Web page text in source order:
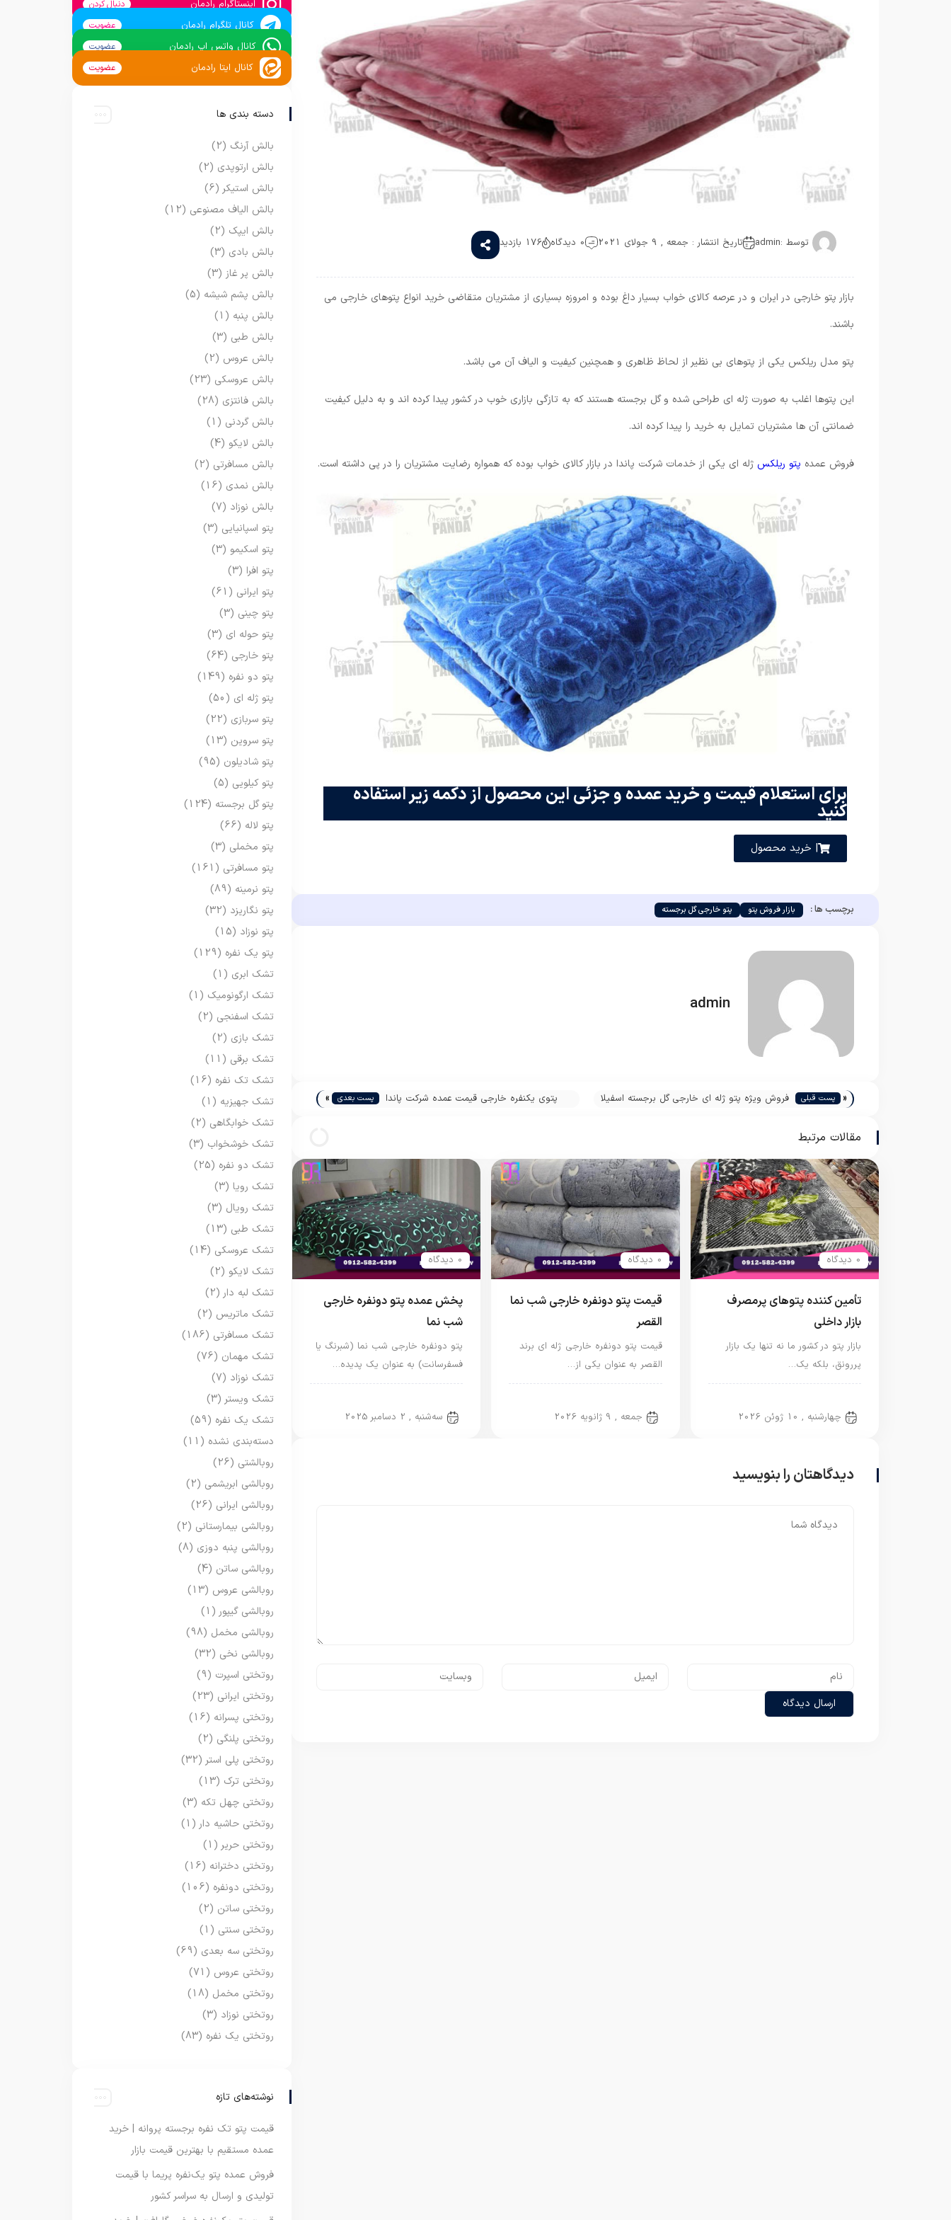
توسط :admin تاریخ انتشار : جمعه , 9 جولای 2021 0 دیدگاه 176 بازدید
بازار پتو خارجی در ایران و در عرصه کالای خواب بسیار داغ بوده و امروزه بسیاری از مشتریان متقاضی خرید انواع پتوهای خارجی می
باشند.
پتو مدل ریلکس یکی از پتوهای بی نظیر از لحاظ ظاهری و همچنین کیفیت و الیاف آن می باشد.
این پتوها اغلب به صورت ژله ای طراحی شده و گل برجسته هستند که به تازگی بازاری خوب در کشور پیدا کرده اند و به دلیل کیفیت
ضمانتی آن ها مشتریان تمایل به خرید را پیدا کرده اند.
فروش عمده پتو ریلکس ژله ای یکی از خدمات شرکت پاندا در بازار کالای خواب بوده که همواره رضایت مشتریان را در پی داشته است.
برای استعلام قیمت و خرید عمده و جزئی این محصول از دکمه زیر استفاده
کنید
| خرید محصول
برچسب ها : بازار فروش پتو پتو خارجی گل برجسته
admin
« پست قبلی فروش ویژه پتو ژله ای خارجی گل برجسته اسفیلا پتوی یکنفره خارجی قیمت عمده شرکت پاندا پست بعدی »
مقالات مرتبط
0 دیدگاه
تأمین کننده پتوهای پرمصرف
بازار داخلی
بازار پتو در کشور ما نه تنها یک بازار
پررونق، بلکه یک…
چهارشنبه , 10 ژوئن 2026
0 دیدگاه
قیمت پتو دونفره خارجی شب نما
القصر
قیمت پتو دونفره خارجی ژله ای برند
القصر به عنوان یکی از…
جمعه , 9 ژانویه 2026
0 دیدگاه
پخش عمده پتو دونفره خارجی
شب نما
پتو دونفره خارجی شب نما (شبرنگ یا
فسفرسانت) به عنوان یک پدیده…
سه‌شنبه , 2 دسامبر 2025
دیدگاهتان را بنویسید
اینستاگرام رادمان دنبال کردن
کانال تلگرام رادمان عضویت
کانال واتس اپ رادمان عضویت
کانال ایتا رادمان عضویت
دسته بندی ها
بالش آرنگ (2)
بالش ارتوپدی (2)
بالش استیکر (6)
بالش الیاف مصنوعی (12)
بالش ایپک (2)
بالش بادی (3)
بالش پر غاز (3)
بالش پشم شیشه (5)
بالش پنبه (1)
بالش طبی (3)
بالش عروس (2)
بالش عروسکی (23)
بالش فانتزی (28)
بالش گردنی (1)
بالش لایکو (4)
بالش مسافرتی (2)
بالش نمدی (16)
بالش نوزاد (7)
پتو اسپانیایی (3)
پتو اسکیمو (3)
پتو افرا (3)
پتو ایرانی (61)
پتو چینی (3)
پتو حوله ای (3)
پتو خارجی (64)
پتو دو نفره (149)
پتو ژله ای (50)
پتو سربازی (22)
پتو سروین (13)
پتو شادیلون (95)
پتو کیلویی (5)
پتو گل برجسته (124)
پتو لاله (66)
پتو مخملی (3)
پتو مسافرتی (161)
پتو نرمینه (89)
پتو نگاریزد (32)
پتو نوزاد (15)
پتو یک نفره (129)
تشک ابری (1)
تشک ارگونومیک (1)
تشک اسفنجی (2)
تشک بازی (2)
تشک برقی (11)
تشک تک نفره (16)
تشک جهیزیه (1)
تشک خوابگاهی (2)
تشک خوشخواب (3)
تشک دو نفره (25)
تشک رویا (3)
تشک رویال (3)
تشک طبی (13)
تشک عروسکی (14)
تشک لایکو (2)
تشک لبه دار (2)
تشک ماتریس (2)
تشک مسافرتی (186)
تشک مهمان (76)
تشک نوزاد (7)
تشک ویستر (3)
تشک یک نفره (59)
دسته‌بندی نشده (11)
روبالشتی (26)
روبالشی ابریشمی (2)
روبالشی ایرانی (26)
روبالشی بیمارستانی (2)
روبالشی پنبه دوزی (8)
روبالشی ساتن (4)
روبالشی عروس (13)
روبالشی گیپور (1)
روبالشی مخمل (98)
روبالشی نخی (32)
روتختی اسپرت (9)
روتختی ایرانی (23)
روتختی پسرانه (16)
روتختی پلنگی (2)
روتختی پلی استر (32)
روتختی ترک (13)
روتختی چهل تکه (3)
روتختی حاشیه دار (1)
روتختی حریر (1)
روتختی دخترانه (16)
روتختی دونفره (106)
روتختی ساتن (2)
روتختی سنتی (1)
روتختی سه بعدی (69)
روتختی عروس (71)
روتختی مخمل (18)
روتختی نوزاد (3)
روتختی یک نفره (83)
نوشته‌های تازه
قیمت پتو تک نفره برجسته پروانه | خرید
عمده مستقیم با بهترین قیمت بازار
فروش عمده پتو یک‌نفره پریما با قیمت
تولیدی و ارسال به سراسر کشور